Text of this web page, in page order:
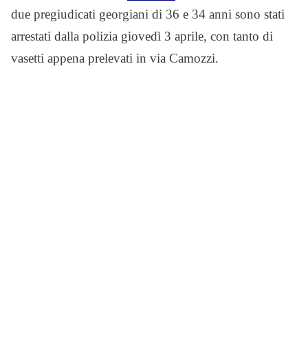
due pregiudicati georgiani di 36 e 34 anni sono stati
arrestati dalla polizia giovedì 3 aprile, con tanto di
vasetti appena prelevati in via Camozzi.